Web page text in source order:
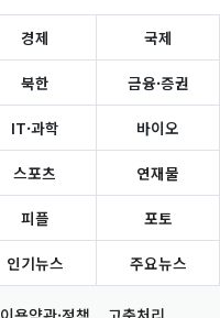
경제 국제
북한 금융·증권
IT·과학 바이오
스포츠 연재물
피플 포토
인기뉴스 주요뉴스